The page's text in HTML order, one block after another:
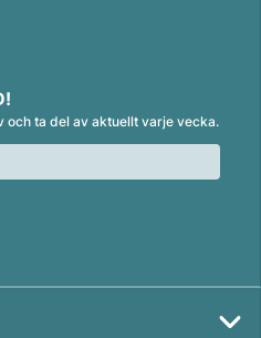
och ta del av aktuellt varje vecka.